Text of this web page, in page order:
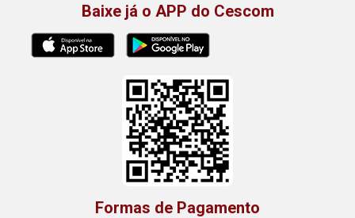
Baixe já o APP do Cescom
Formas de Pagamento